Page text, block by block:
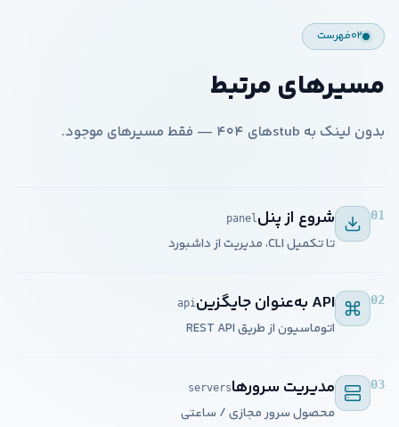
۰۲فهرست
مسیرهای مرتبط
بدون لینک به stubهای ۴۰۴ — فقط مسیرهای موجود.
01 شروع از پنلpanel
تا تکمیل CLI، مدیریت از داشبورد
02 API به‌عنوان جایگزین api
اتوماسیون از طریق REST API
03 مدیریت سرورهاservers
محصول سرور مجازی / ساعتی